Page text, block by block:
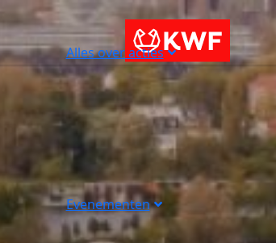
Alles over acties
Evenementen